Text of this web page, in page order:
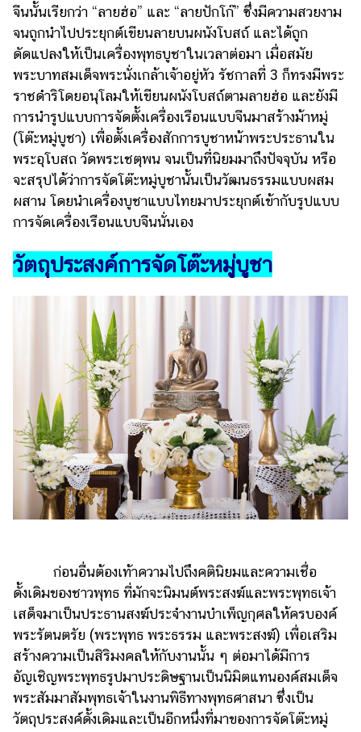
แต่งงาน
แม่
และ
เด็ก
สัตว์
เลี้ยง
Infographic
บริการ
กระปุก
ออนไลน์
ติดต่อ
โฆษณา
แจ้ง
ปัญหา
ร่วม
งาน
จีนนั้นเรียกว่า “ลายฮ่อ” และ “ลายปักโก๊” ซึ่งมีความสวยงาม
จนถูกนำไปประยุกต์เขียนลายบนผนังโบสถ์ และได้ถูก
ดัดแปลงให้เป็นเครื่องพุทธบูชาในเวลาต่อมา เมื่อสมัย
พระบาทสมเด็จพระนั่งเกล้าเจ้าอยู่หัว รัชกาลที่ 3 ก็ทรงมีพระ
ราชดำริโดยอนุโลมให้เขียนผนังโบสถ์ตามลายฮ่อ และยังมี
การนำรูปแบบการจัดตั้งเครื่องเรือนแบบจีนมาสร้างม้าหมู่
(โต๊ะหมู่บูชา) เพื่อตั้งเครื่องสักการบูชาหน้าพระประธานใน
พระอุโบสถ วัดพระเชตุพน จนเป็นที่นิยมมาถึงปัจจุบัน หรือ
จะสรุปได้ว่าการจัดโต๊ะหมู่บูชานั้นเป็นวัฒนธรรมแบบผสม
ผสาน โดยนำเครื่องบูชาแบบไทยมาประยุกต์เข้ากับรูปแบบ
การจัดเครื่องเรือนแบบจีนนั่นเอง
วัตถุประสงค์การจัดโต๊ะหมู่บูชา
ก่อนอื่นต้องเท้าความไปถึงคตินิยมและความเชื่อ
ดั้งเดิมของชาวพุทธ ที่มักจะนิมนต์พระสงฆ์และพระพุทธเจ้า
เสด็จมาเป็นประธานสงฆ์ประจำงานบำเพ็ญกุศลให้ครบองค์
พระรัตนตรัย (พระพุทธ พระธรรม และพระสงฆ์) เพื่อเสริม
สร้างความเป็นสิริมงคลให้กับงานนั้น ๆ ต่อมาได้มีการ
อัญเชิญพระพุทธรูปมาประดิษฐานเป็นนิมิตแทนองค์สมเด็จ
พระสัมมาสัมพุทธเจ้าในงานพิธีทางพุทธศาสนา ซึ่งเป็น
วัตถุประสงค์ดั้งเดิมและเป็นอีกหนึ่งที่มาของการจัดโต๊ะหมู่